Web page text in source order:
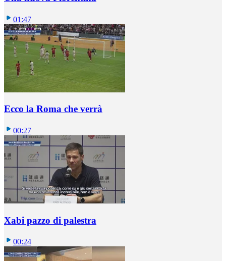
01:47
Ecco la Roma che verrà
00:27
Xabi pazzo di palestra
00:24